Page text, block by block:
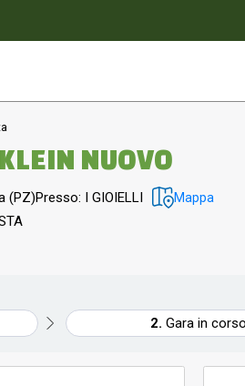
NUOVO
(PZ)Presso: I GIOIELLI Mappa
Gara in corso